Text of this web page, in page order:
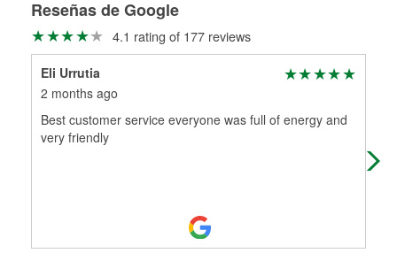
Reseñas de Google
4.1 rating of 177 reviews
Eli Urrutia
2 months ago
Best customer service everyone was full of energy and
very friendly